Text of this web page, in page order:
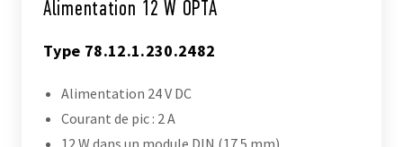
Alimentation 12 W OPTA
Type 78.12.1.230.2482
Alimentation 24 V DC
Courant de pic : 2 A
12 W dans un module DIN (17.5 mm)